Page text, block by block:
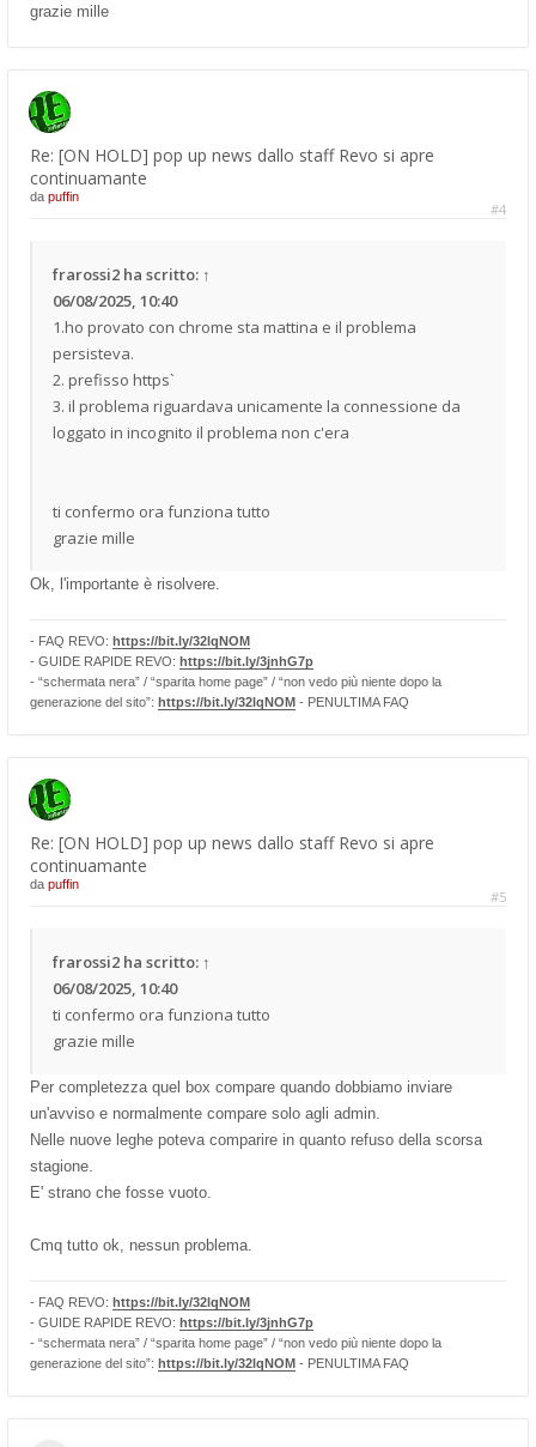
grazie mille
Re: [ON HOLD] pop up news dallo staff Revo si apre
continuamante
#4
da puffin
frarossi2 ha scritto: ↑
06/08/2025, 10:40
1.ho provato con chrome sta mattina e il problema
persisteva.
2. prefisso https`
3. il problema riguardava unicamente la connessione da
loggato in incognito il problema non c'era
ti confermo ora funziona tutto
grazie mille
Ok, l'importante è risolvere.
- FAQ REVO: https://bit.ly/32lqNOM
- GUIDE RAPIDE REVO: https://bit.ly/3jnhG7p
- “schermata nera” / “sparita home page” / “non vedo più niente dopo la
generazione del sito”: https://bit.ly/32lqNOM - PENULTIMA FAQ
Re: [ON HOLD] pop up news dallo staff Revo si apre
continuamante
#5
da puffin
frarossi2 ha scritto: ↑
06/08/2025, 10:40
ti confermo ora funziona tutto
grazie mille
Per completezza quel box compare quando dobbiamo inviare
un'avviso e normalmente compare solo agli admin.
Nelle nuove leghe poteva comparire in quanto refuso della scorsa
stagione.
E' strano che fosse vuoto.
Cmq tutto ok, nessun problema.
- FAQ REVO: https://bit.ly/32lqNOM
- GUIDE RAPIDE REVO: https://bit.ly/3jnhG7p
- “schermata nera” / “sparita home page” / “non vedo più niente dopo la
generazione del sito”: https://bit.ly/32lqNOM - PENULTIMA FAQ